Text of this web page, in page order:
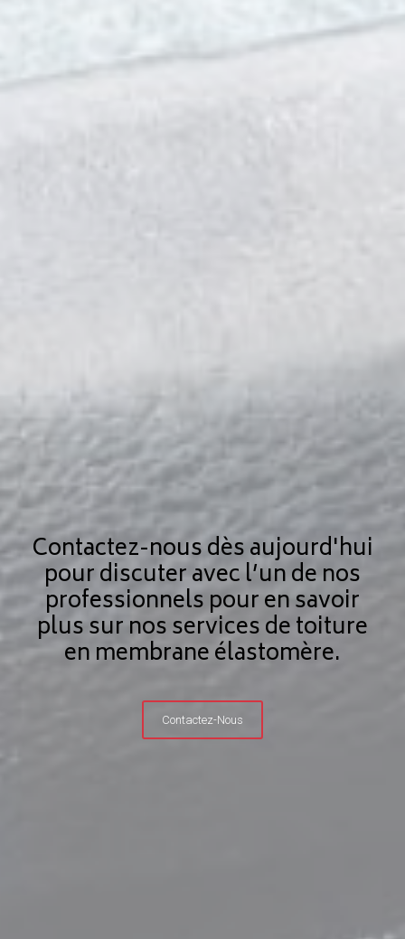
Contactez-nous dès aujourd'hui
pour discuter avec l’un de nos
professionnels pour en savoir
plus sur nos services de toiture
en membrane élastomère.
Contactez-Nous